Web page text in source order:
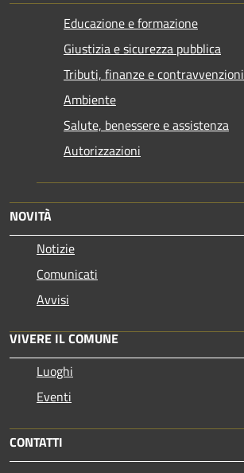
Educazione e formazione
Giustizia e sicurezza pubblica
Tributi, finanze e contravvenzioni
Ambiente
Salute, benessere e assistenza
Autorizzazioni
NOVITÀ
Notizie
Comunicati
Avvisi
VIVERE IL COMUNE
Luoghi
Eventi
CONTATTI